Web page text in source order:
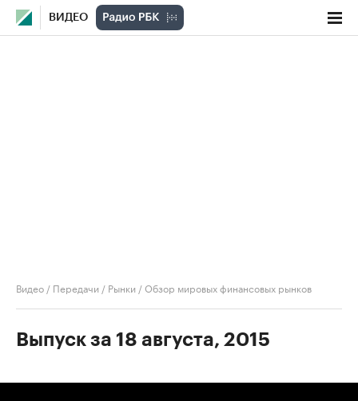
ВИДЕО
Видео / Передачи / Рынки /Обзор мировых финансовых рынков
Выпуск за 18 августа, 2015